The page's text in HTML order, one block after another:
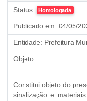
Status: Homologada
Publicado em: 04/05/
Entidade: Prefeitura
Objeto:
Constitui objeto do
sinalização e